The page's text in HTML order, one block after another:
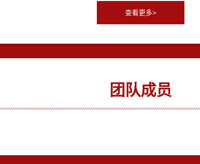
查看更多>
团队成员